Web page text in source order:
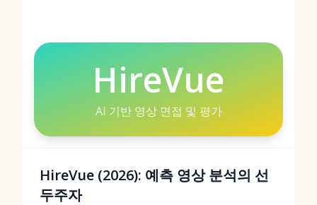
HireVue
AI 기반 영상 면접 및 평가
HireVue (2026): 예측 영상 분석의 선
두주자